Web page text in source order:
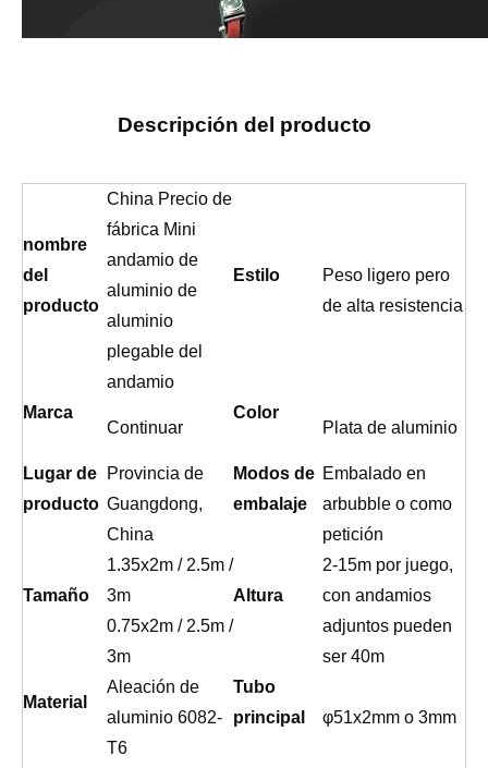
Descripción del producto
nombre
del
producto
China Precio de
fábrica Mini
andamio de
aluminio de
aluminio
plegable del
andamio
Estilo
Peso ligero pero
de alta resistencia
Marca
Continuar
Color
Plata de aluminio
Lugar de
producto
Provincia de
Guangdong,
China
Modos de
embalaje
Embalado en
arbubble o como
petición
Tamaño
1.35x2m / 2.5m /
3m
0.75x2m / 2.5m /
3m
Altura
2-15m por juego,
con andamios
adjuntos pueden
ser 40m
Material
Aleación de
aluminio 6082-
T6
Tubo
principal
φ51x2mm o 3mm